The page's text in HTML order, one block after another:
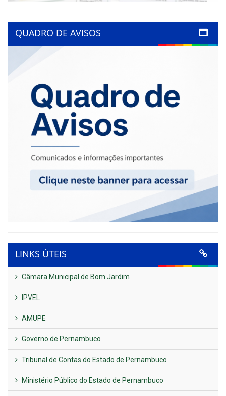
QUADRO DE AVISOS
LINKS ÚTEIS
Câmara Municipal de Bom Jardim
IPVEL
AMUPE
Governo de Pernambuco
Tribunal de Contas do Estado de Pernambuco
Ministério Público do Estado de Pernambuco